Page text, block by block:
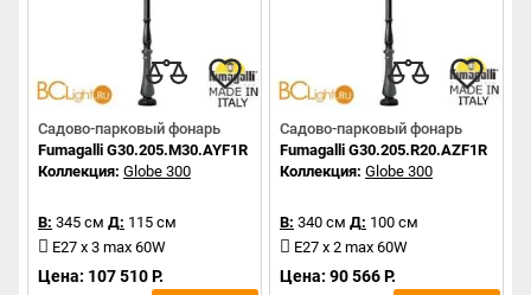
Садово-парковый фонарь
Fumagalli G30.205.M30.AYF1R
Коллекция: Globe 300
В: 345 см Д: 115 см
E27 x 3 max 60W
Цена: 107 510 Р.
Садово-парковый фонарь
Fumagalli G30.205.R20.AZF1R
Коллекция: Globe 300
В: 340 см Д: 100 см
E27 x 2 max 60W
Цена: 90 566 Р.